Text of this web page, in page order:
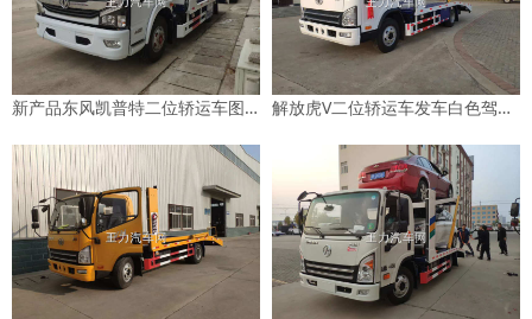
新产品东风凯普特二位轿运车图片 解放虎V二位轿运车发车白色驾驶室图片